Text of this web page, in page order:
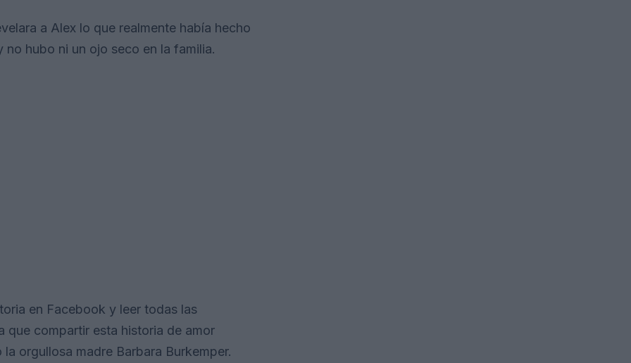
a Alex lo que realmente había hecho
hubo ni un ojo seco en la familia.
en Facebook y leer todas las
que compartir esta historia de amor
orgullosa madre Barbara Burkemper.